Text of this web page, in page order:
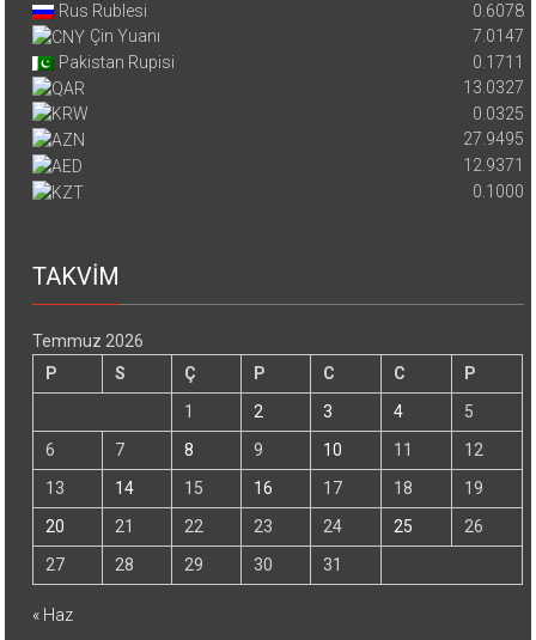
Rus Rublesi
0.6078
Çin Yuanı
7.0147
Pakistan Rupisi
0.1711
13.0327
0.0325
27.9495
12.9371
0.1000
TAKVİM
Temmuz 2026
P
S Ç P C C
P
1
2 3 4
5
6
7 8 9 10 11
12
13
14 15 16 17 18
19
20
21 22 23 24 25
26
27
28 29 30 31
« Haz